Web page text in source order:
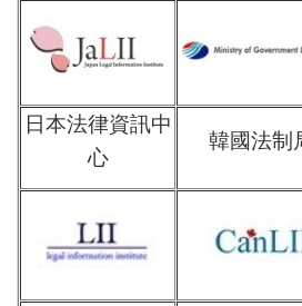
日本法律資訊中
心
韓國法制